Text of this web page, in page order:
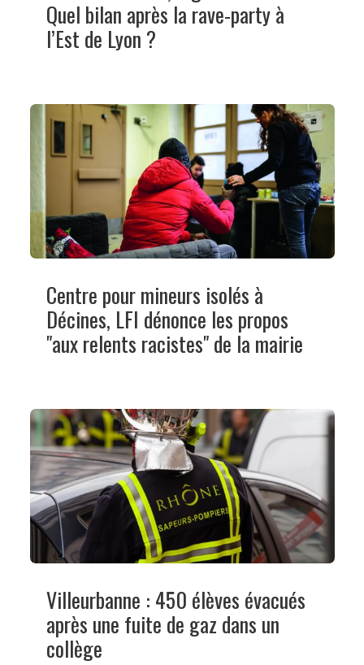
Quel bilan après la rave-party à
l’Est de Lyon ?
Centre pour mineurs isolés à
Décines, LFI dénonce les propos
"aux relents racistes" de la mairie
Villeurbanne : 450 élèves évacués
après une fuite de gaz dans un
collège